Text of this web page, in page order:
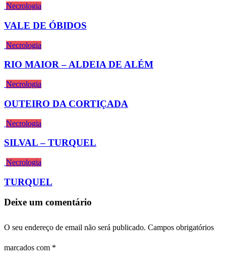
Necrologia
VALE DE ÓBIDOS
Necrologia
RIO MAIOR – ALDEIA DE ALÉM
Necrologia
OUTEIRO DA CORTIÇADA
Necrologia
SILVAL – TURQUEL
Necrologia
TURQUEL
Deixe um comentário
O seu endereço de email não será publicado. Campos obrigatórios
marcados com *